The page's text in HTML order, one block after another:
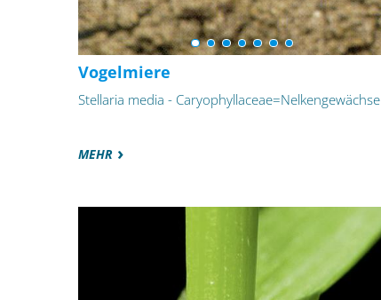
Vogelmiere
Stellaria media - Caryophyllaceae=Nelkengewächse
MEHR